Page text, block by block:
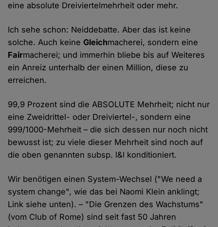
eine absolute Dreiviertelmehrheit oder mehr.
Ich sehe schon: Neiddebatte. Aber das ist keine
solche. Auch keineGleichmacherei, sondern eine
Fairmacherei; und immerhin bliebe bis auf Weiteres
ein Anreiz unterhalb der einen Million, diese zu
erreichen.
99,9 Prozent sind die ABSOLUTE Mehrheit; nicht nur
eine Zweidrittel- oder Dreiviertel-, sondern eine
999/1000-Mehrheit – die sich dessen nur noch nicht
bewusst ist; zu viele dieser Mehrheit sind noch auf
die oben genannten subsp. l&l konditioniert.
Wir benötigen einen System-Wechsel ("We need a
system change", wie das bei Naomi Klein anklingt;
Link siehe unten). – "Die Grenzen des Wachstums"
(vom Club of Rome) sind seit fast 50 Jahren